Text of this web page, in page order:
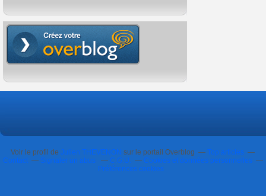
Voir le profil deJulien THEVENON sur le portail Overblog
Top articles
Contact
Signaler un abus C.G.U.
Cookies et données personnelles
Préférences cookies